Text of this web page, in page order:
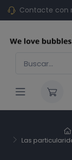
Contacte con
Las